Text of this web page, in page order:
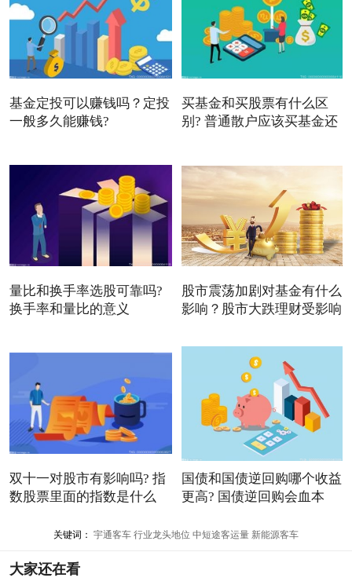
基金定投可以赚钱吗？定投
一般多久能赚钱?
买基金和买股票有什么区
别? 普通散户应该买基金还
量比和换手率选股可靠吗?
换手率和量比的意义
股市震荡加剧对基金有什么
影响？股市大跌理财受影响
双十一对股市有影响吗? 指
数股票里面的指数是什么
国债和国债逆回购哪个收益
更高? 国债逆回购会血本
关键词： 宇通客车 行业龙头地位 中短途客运量 新能源客车
大家还在看